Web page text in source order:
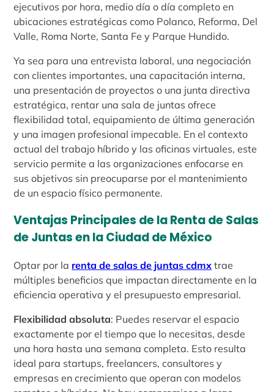
ejecutivos por hora, medio día o día completo en
ubicaciones estratégicas como Polanco, Reforma, Del
Valle, Roma Norte, Santa Fe y Parque Hundido.
Ya sea para una entrevista laboral, una negociación
con clientes importantes, una capacitación interna,
una presentación de proyectos o una junta directiva
estratégica, rentar una sala de juntas ofrece
flexibilidad total, equipamiento de última generación
y una imagen profesional impecable. En el contexto
actual del trabajo híbrido y las oficinas virtuales, este
servicio permite a las organizaciones enfocarse en
sus objetivos sin preocuparse por el mantenimiento
de un espacio físico permanente.
Ventajas Principales de la Renta de Salas
de Juntas en la Ciudad de México
Optar por la renta de salas de juntas cdmx trae
múltiples beneficios que impactan directamente en la
eficiencia operativa y el presupuesto empresarial.
Flexibilidad absoluta: Puedes reservar el espacio
exactamente por el tiempo que lo necesitas, desde
una hora hasta una semana completa. Esto resulta
ideal para startups, freelancers, consultores y
empresas en crecimiento que operan con modelos